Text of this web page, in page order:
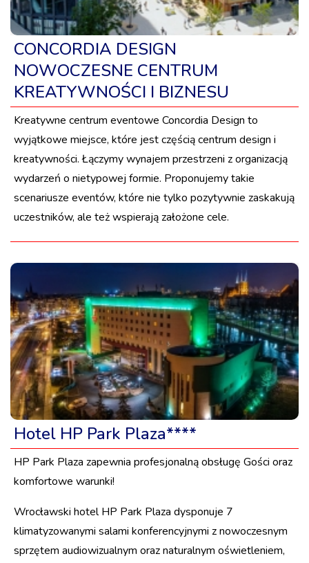
CONCORDIA DESIGN
NOWOCZESNE CENTRUM
KREATYWNOŚCI I BIZNESU
Kreatywne centrum eventowe Concordia Design to
wyjątkowe miejsce, które jest częścią centrum design i
kreatywności. Łączymy wynajem przestrzeni z organizacją
wydarzeń o nietypowej formie. Proponujemy takie
scenariusze eventów, które nie tylko pozytywnie zaskakują
uczestników, ale też wspierają założone cele.
Hotel HP Park Plaza****
HP Park Plaza zapewnia profesjonalną obsługę Gości oraz
komfortowe warunki!
Wrocławski hotel HP Park Plaza dysponuje 7
klimatyzowanymi salami konferencyjnymi z nowoczesnym
sprzętem audiowizualnym oraz naturalnym oświetleniem,